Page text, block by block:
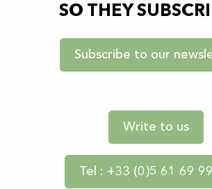
SO THEY
Subscribe to our
Write to us
Tel : +33 (0)5 61 69